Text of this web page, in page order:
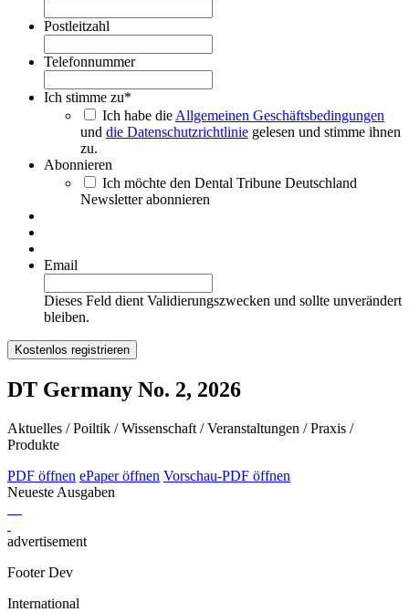
Postleitzahl
Telefonnummer
Ich stimme zu*
Ich habe die Allgemeinen Geschäftsbedingungen
und die Datenschutzrichtlinie gelesen und stimme ihnen
zu.
Abonnieren
Ich möchte den Dental Tribune Deutschland
Newsletter abonnieren
Email
Dieses Feld dient Validierungszwecken und sollte unverändert
bleiben.
DT Germany No. 2, 2026
Aktuelles / Poiltik / Wissenschaft / Veranstaltungen / Praxis /
Produkte
PDF öffnen ePaper öffnen Vorschau-PDF öffnen
Neueste Ausgaben
advertisement
Footer Dev
International